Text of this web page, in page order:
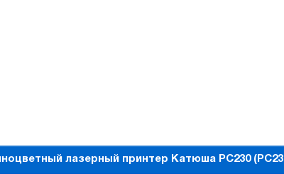
лазерный принтер Катюша PC230